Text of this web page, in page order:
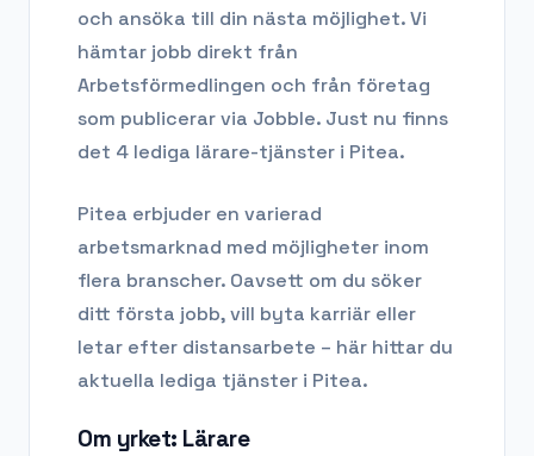
och ansöka till din nästa möjlighet. Vi
hämtar jobb direkt från
Arbetsförmedlingen och från företag
som publicerar via Jobble. Just nu finns
det 4 lediga lärare-tjänster i Pitea.
Pitea erbjuder en varierad
arbetsmarknad med möjligheter inom
flera branscher. Oavsett om du söker
ditt första jobb, vill byta karriär eller
letar efter distansarbete – här hittar du
aktuella lediga tjänster i Pitea.
Om yrket: Lärare